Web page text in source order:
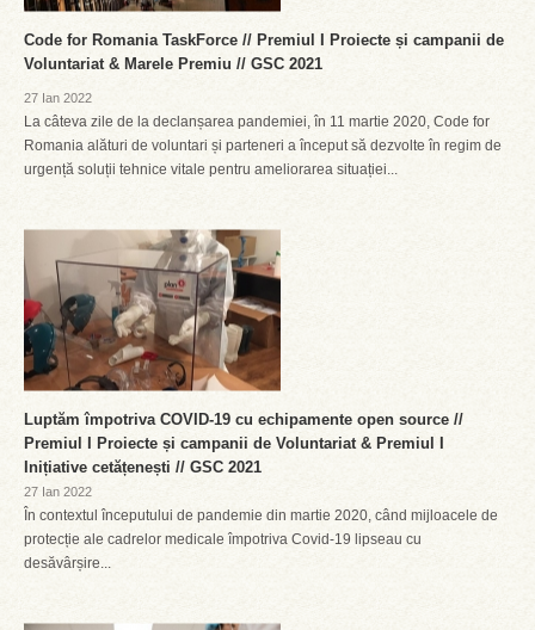
Code for Romania TaskForce // Premiul I Proiecte și campanii de
Voluntariat & Marele Premiu // GSC 2021
27 Ian 2022
La câteva zile de la declanșarea pandemiei, în 11 martie 2020, Code for
Romania alături de voluntari și parteneri a început să dezvolte în regim de
urgență soluții tehnice vitale pentru ameliorarea situației...
Luptăm împotriva COVID-19 cu echipamente open source //
Premiul I Proiecte și campanii de Voluntariat & Premiul I
Inițiative cetățenești // GSC 2021
27 Ian 2022
În contextul începutului de pandemie din martie 2020, când mijloacele de
protecție ale cadrelor medicale împotriva Covid-19 lipseau cu
desăvârșire...